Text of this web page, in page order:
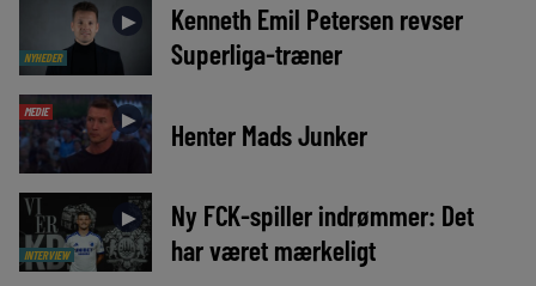
NYHEDER
►
Kenneth Emil Petersen revser
Superliga-træner
MEDIE ► Henter Mads Junker
INTERVIEW
►
Ny FCK-spiller indrømmer: Det
har været mærkeligt